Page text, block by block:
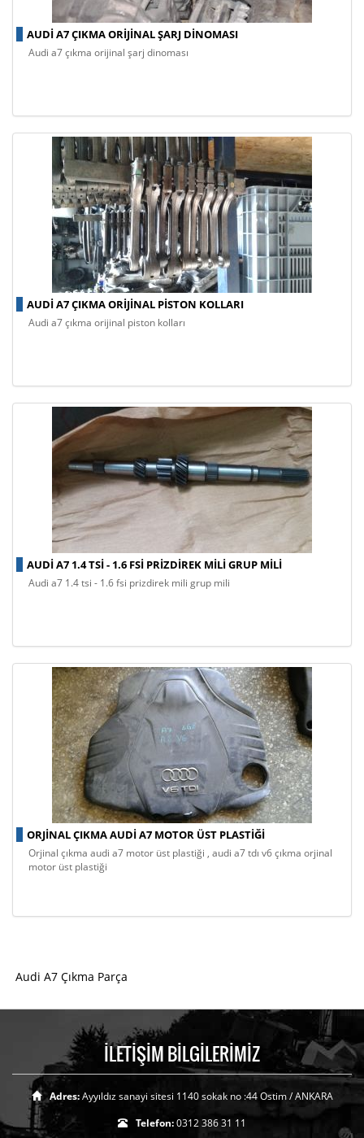
AUDI A7 ÇIKMA ORIJINAL ŞARJ DINOMASI
audi a7 çıkma orijinal şarj dinoması
AUDI A7 ÇIKMA ORIJINAL PISTON KOLLARI
audi a7 çıkma orijinal piston kolları
AUDI A7 1.4 TSI - 1.6 FSI PRIZDIREK MILI GRUP MILI
audi a7 1.4 tsi - 1.6 fsi prizdirek mili grup mili
ORJINAL ÇIKMA AUDI A7 MOTOR ÜST PLASTIĞI
orjinal çıkma audi a7 motor üst plastiği , audi a7 tdi v6 çıkma orjinal
motor üst plastiği
Audi A7 Çıkma Parça
İLETİŞİM BİLGİLERİMİZ
Adres:Ayyıldız sanayi sitesi 1140 sokak no :44 Ostim / ANKARA
Telefon:0312 386 31 11